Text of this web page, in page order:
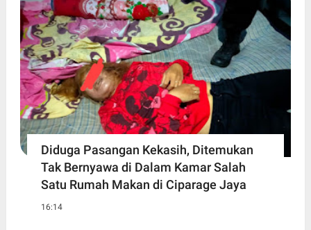
Diduga Pasangan Kekasih, Ditemukan
Tak Bernyawa di Dalam Kamar Salah
Satu Rumah Makan di Ciparage Jaya
16:14